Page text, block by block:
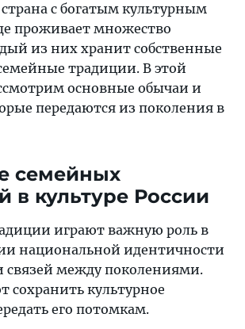
с богатым культурным
проживает множество
из них хранит собственные
традиции. В этой
основные обычаи и
передаются из поколения в
семейных
в культуре России
играют важную роль в
национальной идентичности
связей между поколениями.
сохранить культурное
его потомкам.